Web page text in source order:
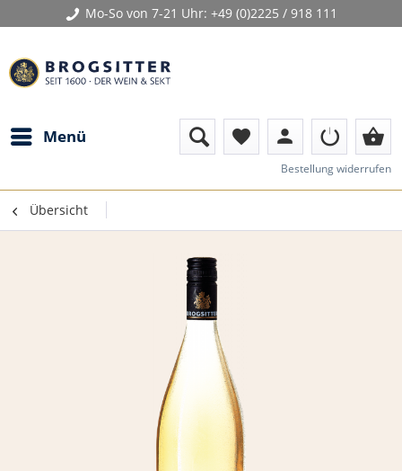
Mo-So von 7-21 Uhr: +49 (0)2225 / 918 111
Menü favorite person shopping_basket
Bestellung widerrufen
Übersicht